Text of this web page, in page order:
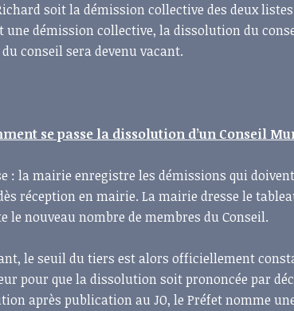
soit la démission collective des deux
une démission collective, la dissolution du
conseil sera devenu vacant.
se passe la dissolution d’un Conseil
: la mairie enregistre les démissions qui
réception en mairie. La mairie dresse le
le nouveau nombre de membres du Conseil.
le seuil du tiers est alors officiellement
pour que la dissolution soit prononcée par
après publication au JO, le Préfet nomme